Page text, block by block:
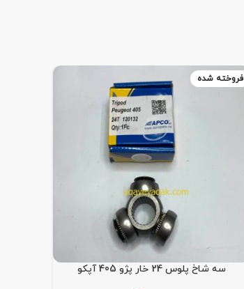
فروخته شده
سه شاخ پلوس 24 خار پژو 405 آپکو